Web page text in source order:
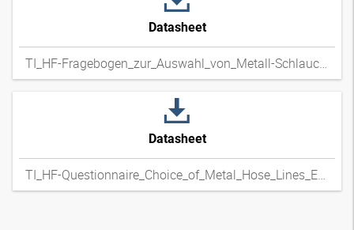
Datasheet
TI_HF-Fragebogen_zur_Auswahl_von_Metall-Schlauchleitungen_DExpdf
Datasheet
TI_HF-Questionnaire_Choice_of_Metal_Hose_Lines_ENxpdf